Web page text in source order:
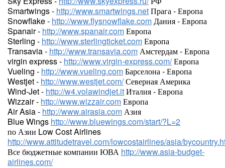
Smartwings - http://www.smartwings.netПрага - Европа
Snowflake - http://www.flysnowflake.comДания - Европа
Spanair - http://www.spanair.comЕвропа
Sterling - http://www.sterlingticket.comЕвропа
Transavia - http://www.transavia.comАмстердам - Европа
virgin express - http://www.virgin-express.com/Европа
Vueling - http://www.vueling.comБарселона - Европа
Westjet - http://www.westjet.com/Северная Америка
Wind-Jet - http://w4.volawindjet.itИталия - Европа
Wizzair - http://www.wizzair.comЕвропа
Air Asia - http://www.airasia.comАзия
Blue Wings http://www.bluewings.com/start/?L=2
по Азии Low Cost Airlines
http://www.attitudetravel.com/lowcostairlines/asia/
Все бюджетные компании ЮВА http://www.asia-budget-
airlines.com/